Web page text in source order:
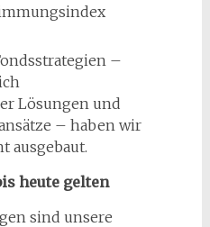
–
Lösungen und
– haben wir
ausgebaut.
heute gelten
sind unsere